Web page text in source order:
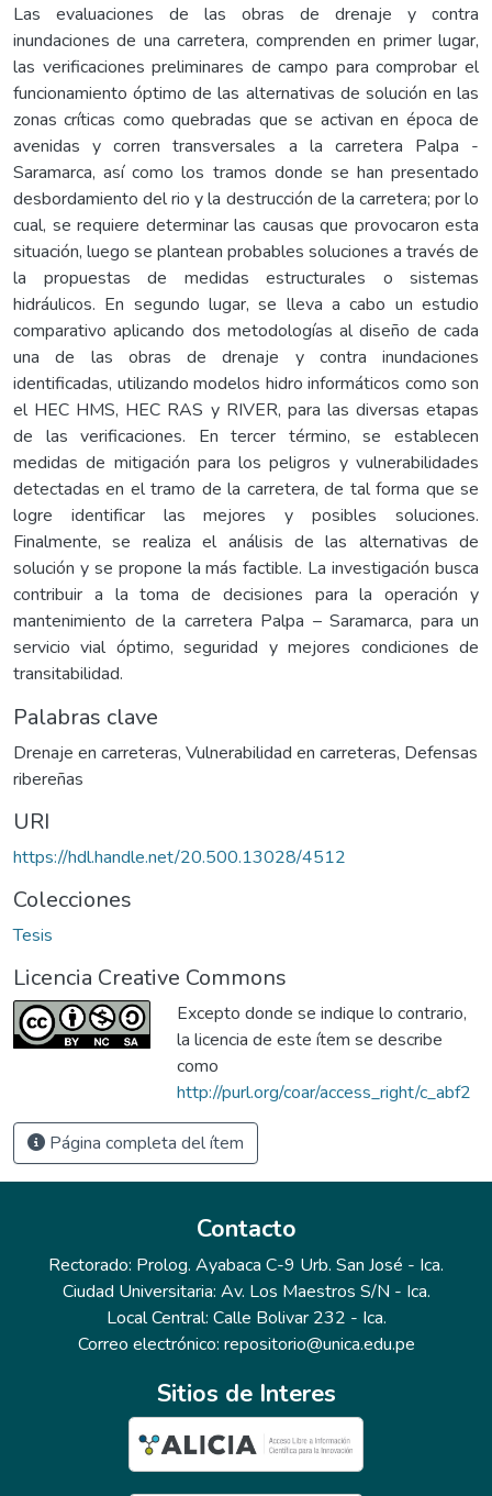
Las evaluaciones de las obras de drenaje y contra
inundaciones de una carretera, comprenden en primer lugar,
las verificaciones preliminares de campo para comprobar el
funcionamiento óptimo de las alternativas de solución en las
zonas críticas como quebradas que se activan en época de
avenidas y corren transversales a la carretera Palpa -
Saramarca, así como los tramos donde se han presentado
desbordamiento del rio y la destrucción de la carretera; por lo
cual, se requiere determinar las causas que provocaron esta
situación, luego se plantean probables soluciones a través de
la propuestas de medidas estructurales o sistemas
hidráulicos. En segundo lugar, se lleva a cabo un estudio
comparativo aplicando dos metodologías al diseño de cada
una de las obras de drenaje y contra inundaciones
identificadas, utilizando modelos hidro informáticos como son
el HEC HMS, HEC RAS y RIVER, para las diversas etapas
de las verificaciones. En tercer término, se establecen
medidas de mitigación para los peligros y vulnerabilidades
detectadas en el tramo de la carretera, de tal forma que se
logre identificar las mejores y posibles soluciones.
Finalmente, se realiza el análisis de las alternativas de
solución y se propone la más factible. La investigación busca
contribuir a la toma de decisiones para la operación y
mantenimiento de la carretera Palpa – Saramarca, para un
servicio vial óptimo, seguridad y mejores condiciones de
transitabilidad.
Palabras clave
Drenaje en carreteras, Vulnerabilidad en carreteras, Defensas
ribereñas
URI
https://hdl.handle.net/20.500.13028/4512
Colecciones
Tesis
Licencia Creative Commons
Excepto donde se indique lo contrario,
la licencia de este ítem se describe
como
http://purl.org/coar/access_right/c_abf2
Página completa del ítem
Contacto
Rectorado: Prolog. Ayabaca C-9 Urb. San José - Ica.
Ciudad Universitaria: Av. Los Maestros S/N - Ica.
Local Central: Calle Bolivar 232 - Ica.
Correo electrónico: repositorio@unica.edu.pe
Sitios de Interes